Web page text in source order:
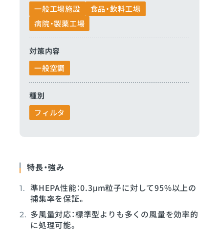
一般工場施設
食品・飲料工場
病院・製薬工場
対策内容
一般空調
種別
フィルタ
特長・強み
準HEPA性能：0.3μm粒子に対して95%以上の
捕集率を保証。
多風量対応：標準型よりも多くの風量を効率的
に処理可能。